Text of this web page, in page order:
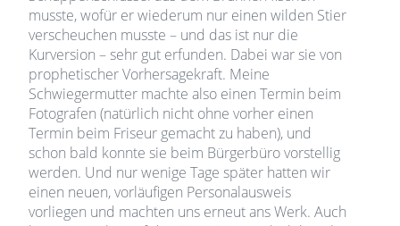
musste, wofür er wiederum nur einen wilden Stier
verscheuchen musste – und das ist nur die
Kurversion – sehr gut erfunden. Dabei war sie von
prophetischer Vorhersagekraft. Meine
Schwiegermutter machte also einen Termin beim
Fotografen (natürlich nicht ohne vorher einen
Termin beim Friseur gemacht zu haben), und
schon bald konnte sie beim Bürgerbüro vorstellig
werden. Und nur wenige Tage später hatten wir
einen neuen, vorläufigen Personalausweis
vorliegen und machten uns erneut ans Werk. Auch